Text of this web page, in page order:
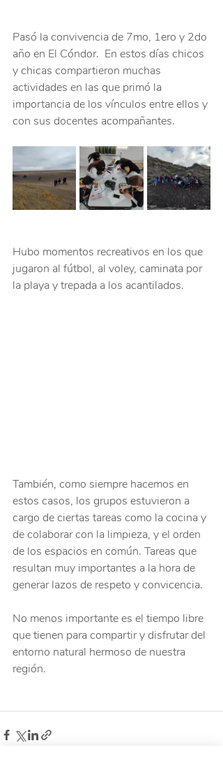
Pasó la convivencia de 7mo, 1ero y 2do
año en El Cóndor.  En estos días chicos
y chicas compartieron muchas
actividades en las que primó la
importancia de los vínculos entre ellos y
con sus docentes acompañantes.
Hubo momentos recreativos en los que
jugaron al fútbol, al voley, caminata por
la playa y trepada a los acantilados.
También, como siempre hacemos en
estos casos, los grupos estuvieron a
cargo de ciertas tareas como la cocina y
de colaborar con la limpieza, y el orden
de los espacios en común. Tareas que
resultan muy importantes a la hora de
generar lazos de respeto y convicencia.
No menos importante es el tiempo libre
que tienen para compartir y disfrutar del
entorno natural hermoso de nuestra
región.